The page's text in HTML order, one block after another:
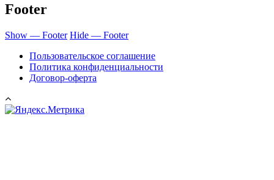
Footer
Show — Footer Hide — Footer
Пользовательское соглашение
Политика конфиденциальности
Договор-оферта